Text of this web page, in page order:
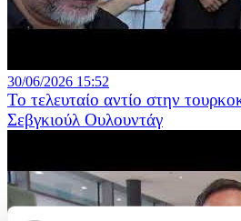
30/06/2026 15:52
Το τελευταίο αντίο στην
Σεβγκιούλ Ουλουντάγ